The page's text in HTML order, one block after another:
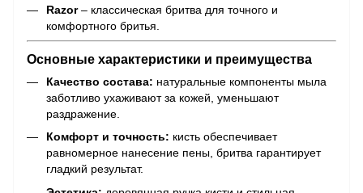
Razor– классическая бритва для точного и
комфортного бритья.
Основные характеристики и преимущества
Качество состава: натуральные компоненты мыла
заботливо ухаживают за кожей, уменьшают
раздражение.
Комфорт и точность: кисть обеспечивает
равномерное нанесение пены, бритва гарантирует
гладкий результат.